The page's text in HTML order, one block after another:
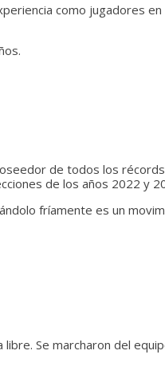
como jugadores
de todos los
de los años 2022 y
fríamente es un
Se marcharon del